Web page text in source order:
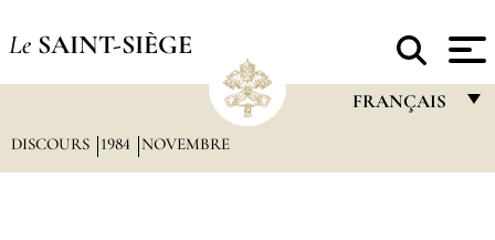
Le SAINT-SIÈGE
FRANÇAIS
DISCOURS 1984 NOVEMBRE